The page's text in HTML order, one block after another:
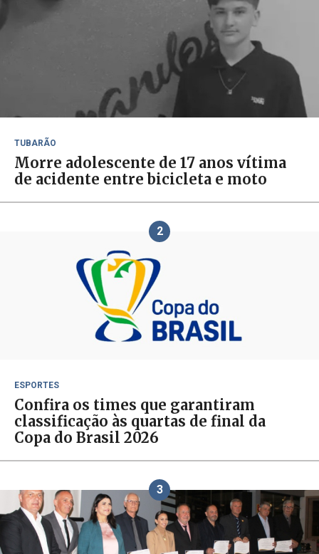
TUBARÃO
Morre adolescente de 17 anos vítima
de acidente entre bicicleta e moto
2
ESPORTES
Confira os times que garantiram
classificação às quartas de final da
Copa do Brasil 2026
3